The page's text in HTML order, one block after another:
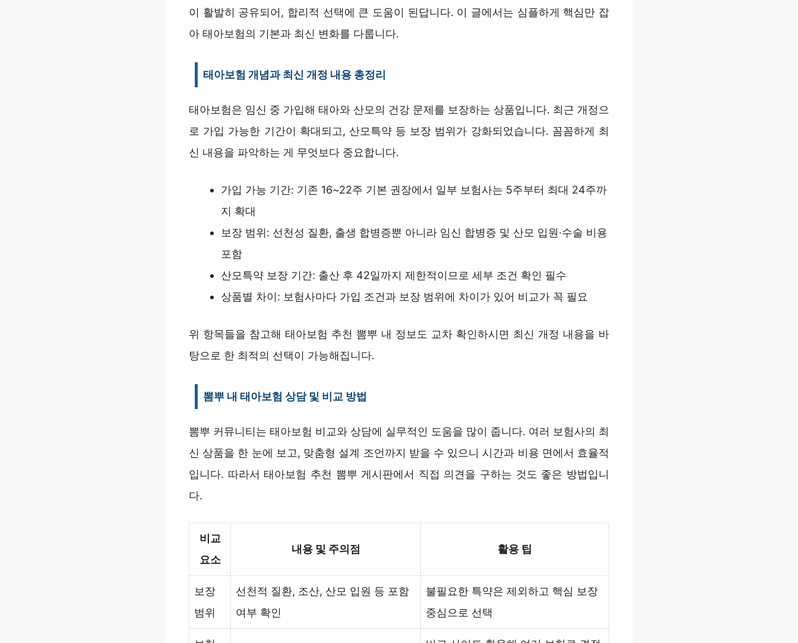
이 활발히 공유되어, 합리적 선택에 큰 도움이 된답니다. 이 글에서는 심플하게 핵심만 잡
아 태아보험의 기본과 최신 변화를 다룹니다.
태아보험 개념과 최신 개정 내용 총정리
태아보험은 임신 중 가입해 태아와 산모의 건강 문제를 보장하는 상품입니다. 최근 개정으
로 가입 가능한 기간이 확대되고, 산모특약 등 보장 범위가 강화되었습니다. 꼼꼼하게 최
신 내용을 파악하는 게 무엇보다 중요합니다.
가입 가능 기간: 기존 16~22주 기본 권장에서 일부 보험사는 5주부터 최대 24주까
지 확대
보장 범위: 선천성 질환, 출생 합병증뿐 아니라 임신 합병증 및 산모 입원·수술 비용
포함
산모특약 보장 기간: 출산 후 42일까지 제한적이므로 세부 조건 확인 필수
상품별 차이: 보험사마다 가입 조건과 보장 범위에 차이가 있어 비교가 꼭 필요
위 항목들을 참고해 태아보험 추천 뽐뿌 내 정보도 교차 확인하시면 최신 개정 내용을 바
탕으로 한 최적의 선택이 가능해집니다.
뽐뿌 내 태아보험 상담 및 비교 방법
뽐뿌 커뮤니티는 태아보험 비교와 상담에 실무적인 도움을 많이 줍니다. 여러 보험사의 최
신 상품을 한 눈에 보고, 맞춤형 설계 조언까지 받을 수 있으니 시간과 비용 면에서 효율적
입니다. 따라서 태아보험 추천 뽐뿌 게시판에서 직접 의견을 구하는 것도 좋은 방법입니
다.
비교
요소
내용 및 주의점 활용 팁
보장
범위
선천적 질환, 조산, 산모 입원 등 포함
여부 확인
불필요한 특약은 제외하고 핵심 보장
중심으로 선택